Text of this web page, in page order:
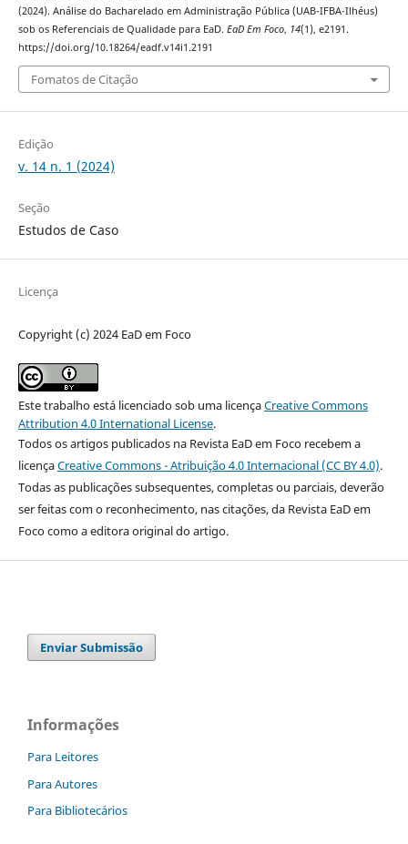
(2024). Análise do Bacharelado em Administração Pública (UAB-IFBA-Ilhéus)
sob os Referenciais de Qualidade para EaD. EaD Em Foco, 14(1), e2191.
https://doi.org/10.18264/eadf.v14i1.2191
Fomatos de Citação
Edição
v. 14 n. 1 (2024)
Seção
Estudos de Caso
Licença
Copyright (c) 2024 EaD em Foco
Este trabalho está licenciado sob uma licençaCreative Commons
Attribution 4.0 International License.
Todos os artigos publicados na Revista EaD em Foco recebem a
licençaCreative Commons - Atribuição 4.0 Internacional (CC BY 4.0).
Todas as publicações subsequentes, completas ou parciais, deverão
ser feitas com o reconhecimento, nas citações, da Revista EaD em
Foco como a editora original do artigo.
Enviar Submissão
Informações
Para Leitores
Para Autores
Para Bibliotecários